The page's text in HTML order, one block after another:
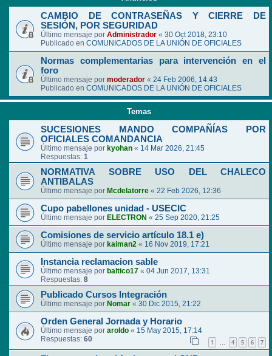
CAMBIO DE CONTRASEÑAS Y CIERRE DE
SESIÓN, POR SEGURIDAD
Último mensaje por Administrador « 30 Oct 2018, 23:10
Publicado en COMUNICADOS DE LA UNIÓN DE OFICIALES
Normas complementarias para intervención en el
foro
Último mensaje por moderador « 24 Feb 2006, 14:43
Publicado en COMUNICADOS DE LA UNIÓN DE OFICIALES
Temas
SUCESIONES MANDO COMPAÑÍAS POR
OFICIALES COMANDANCIA
Último mensaje por kyohan « 14 Mar 2026, 21:45
Respuestas: 1
NORMATIVA SOBRE USO DEL CHALECO
ANTIBALAS
Último mensaje por Mcdelatorre « 22 Feb 2026, 12:36
Cupo pabellones unidad - USECIC
Último mensaje por ELECTRON « 25 Sep 2020, 21:25
Comisiones de servicio artículo 18.1 e)
Último mensaje por kaiman2 « 16 Nov 2019, 17:21
Instancia reclamacion sable
Último mensaje por baltico17 « 04 Jun 2017, 13:31
Respuestas: 8
Publicado Cursos Integración
Último mensaje por Nomar « 30 Dic 2015, 21:22
Orden General Jornada y Horario
Último mensaje por aroldo « 15 May 2015, 17:14
Respuestas: 60 1 … 4 5 6 7